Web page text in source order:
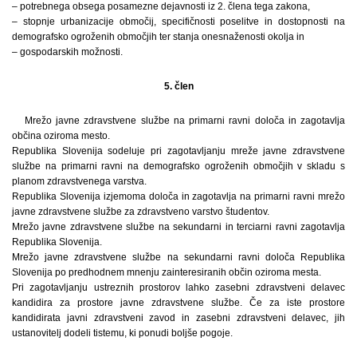
– potrebnega obsega posamezne dejavnosti iz 2. člena tega zakona,
– stopnje urbanizacije območij, specifičnosti poselitve in dostopnosti na
demografsko ogroženih območjih ter stanja onesnaženosti okolja in
– gospodarskih možnosti.
5. člen
Mrežo javne zdravstvene službe na primarni ravni določa in zagotavlja
občina oziroma mesto.
Republika Slovenija sodeluje pri zagotavljanju mreže javne zdravstvene
službe na primarni ravni na demografsko ogroženih območjih v skladu s
planom zdravstvenega varstva.
Republika Slovenija izjemoma določa in zagotavlja na primarni ravni mrežo
javne zdravstvene službe za zdravstveno varstvo študentov.
Mrežo javne zdravstvene službe na sekundarni in terciarni ravni zagotavlja
Republika Slovenija.
Mrežo javne zdravstvene službe na sekundarni ravni določa Republika
Slovenija po predhodnem mnenju zainteresiranih občin oziroma mesta.
Pri zagotavljanju ustreznih prostorov lahko zasebni zdravstveni delavec
kandidira za prostore javne zdravstvene službe. Če za iste prostore
kandidirata javni zdravstveni zavod in zasebni zdravstveni delavec, jih
ustanovitelj dodeli tistemu, ki ponudi boljše pogoje.